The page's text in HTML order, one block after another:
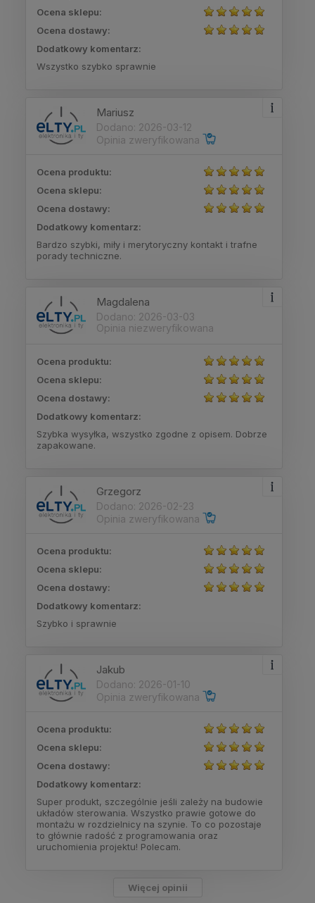
Ocena sklepu:
Ocena dostawy:
Dodatkowy komentarz:
Wszystko szybko sprawnie
Mariusz
Dodano: 2026-03-12
Opinia zweryfikowana
Ocena produktu:
Ocena sklepu:
Ocena dostawy:
Dodatkowy komentarz:
Bardzo szybki, miły i merytoryczny kontakt i trafne
porady techniczne.
Magdalena
Dodano: 2026-03-03
Opinia niezweryfikowana
Ocena produktu:
Ocena sklepu:
Ocena dostawy:
Dodatkowy komentarz:
Szybka wysyłka, wszystko zgodne z opisem. Dobrze
zapakowane.
Grzegorz
Dodano: 2026-02-23
Opinia zweryfikowana
Ocena produktu:
Ocena sklepu:
Ocena dostawy:
Dodatkowy komentarz:
Szybko i sprawnie
Jakub
Dodano: 2026-01-10
Opinia zweryfikowana
Ocena produktu:
Ocena sklepu:
Ocena dostawy:
Dodatkowy komentarz:
Super produkt, szczególnie jeśli zależy na budowie
układów sterowania. Wszystko prawie gotowe do
montażu w rozdzielnicy na szynie. To co pozostaje
to głównie radość z programowania oraz
uruchomienia projektu! Polecam.
Więcej opinii